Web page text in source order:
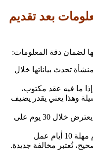
بعد تقديم
لضمان دقة المعلومات:
تحدث بياناتها خلال
ما فيه عقد مكتوب،
وهذا يعني يقدر يضيف
يحق للعامل يعترض خلال 30 يوم على
يعطي النظام مهلة 10 أيام عمل
تُعتبر مخالفة جديدة.